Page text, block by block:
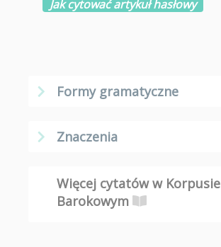
Jak cytować artykuł hasłowy
Formy gramatyczne
Znaczenia
Więcej cytatów w Korpusie
Barokowym